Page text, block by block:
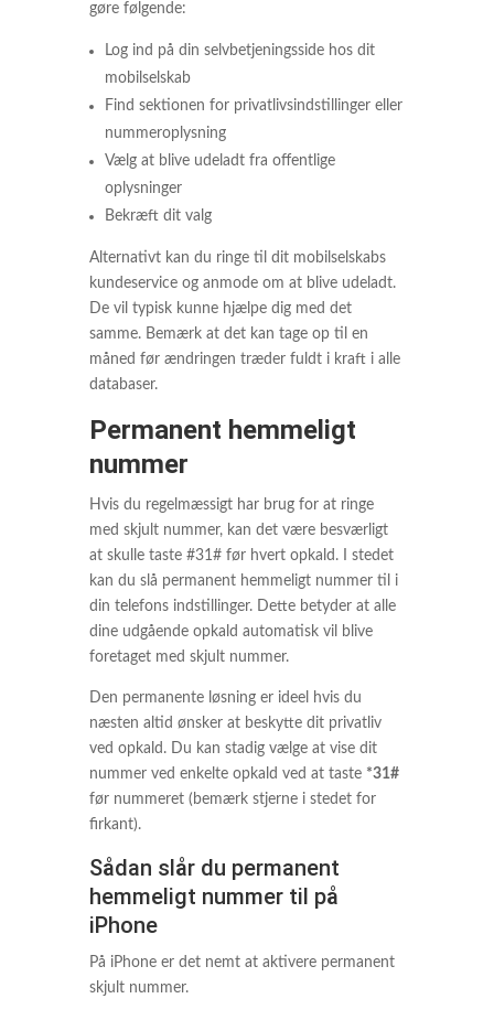
gøre følgende:
Log ind på din selvbetjeningsside hos dit
mobilselskab
Find sektionen for privatlivsindstillinger eller
nummeroplysning
Vælg at blive udeladt fra offentlige
oplysninger
Bekræft dit valg
Alternativt kan du ringe til dit mobilselskabs
kundeservice og anmode om at blive udeladt.
De vil typisk kunne hjælpe dig med det
samme. Bemærk at det kan tage op til en
måned før ændringen træder fuldt i kraft i alle
databaser.
Permanent hemmeligt
nummer
Hvis du regelmæssigt har brug for at ringe
med skjult nummer, kan det være besværligt
at skulle taste #31# før hvert opkald. I stedet
kan du slå permanent hemmeligt nummer til i
din telefons indstillinger. Dette betyder at alle
dine udgående opkald automatisk vil blive
foretaget med skjult nummer.
Den permanente løsning er ideel hvis du
næsten altid ønsker at beskytte dit privatliv
ved opkald. Du kan stadig vælge at vise dit
nummer ved enkelte opkald ved at taste *31#
før nummeret (bemærk stjerne i stedet for
firkant).
Sådan slår du permanent
hemmeligt nummer til på
iPhone
På iPhone er det nemt at aktivere permanent
skjult nummer.